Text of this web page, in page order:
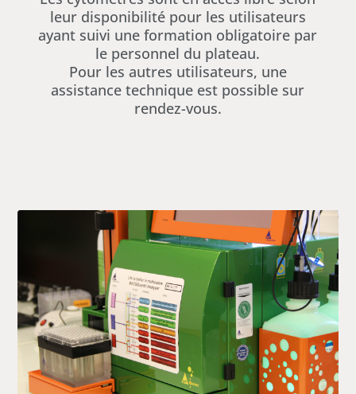
leur disponibilité pour les utilisateurs
ayant suivi une formation obligatoire par
le personnel du plateau.
Pour les autres utilisateurs, une
assistance technique est possible sur
rendez-vous.